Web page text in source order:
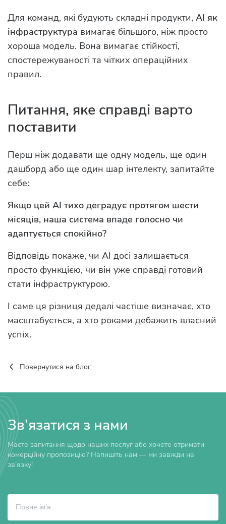
Для команд, які будують складні продукти, AI як
інфраструктура вимагає більшого, ніж просто
хороша модель. Вона вимагає стійкості,
спостережуваності та чітких операційних
правил.
Питання, яке справді варто
поставити
Перш ніж додавати ще одну модель, ще один
дашборд або ще один шар інтелекту, запитайте
себе:
Якщо цей AI тихо деградує протягом шести
місяців, наша система впаде голосно чи
адаптується спокійно?
Відповідь покаже, чи AI досі залишається
просто функцією, чи він уже справді готовий
стати інфраструктурою.
І саме ця різниця дедалі частіше визначає, хто
масштабується, а хто роками дебажить власний
успіх.
Повернутися на блог
Зв’язатися з нами
Маєте запитання щодо наших послуг або хочете отримати
комерційну пропозицію? Напишіть нам — ми завжди на
зв’язку!